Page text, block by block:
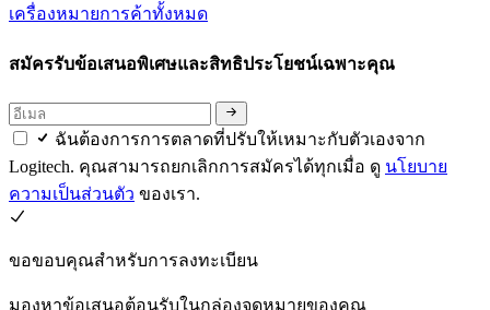
เครื่องหมายการค้าทั้งหมด
สมัครรับข้อเสนอพิเศษและสิทธิประโยชน์เฉพาะคุณ
ฉันต้องการการตลาดที่ปรับให้เหมาะกับตัวเองจาก
Logitech. คุณสามารถยกเลิกการสมัครได้ทุกเมื่อ ดู นโยบาย
ความเป็นส่วนตัว ของเรา.
ขอขอบคุณสำหรับการลงทะเบียน
มองหาข้อเสนอต้อนรับในกล่องจดหมายของคุณ